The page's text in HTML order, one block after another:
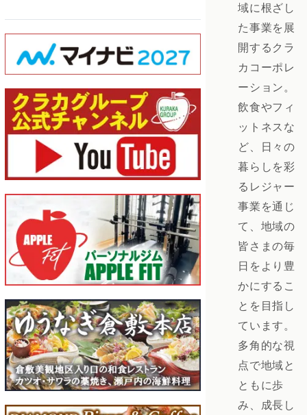
域に根ざし
た事業を展
開するクラ
カコーポレ
ーション。
飲食やフィ
ットネスな
ど、日々の
暮らしを彩
るレジャー
事業を通じ
て、地域の
皆さまの毎
日をより豊
かにするこ
とを目指し
ています。
多角的な視
点で地域と
ともに歩
み、成長し